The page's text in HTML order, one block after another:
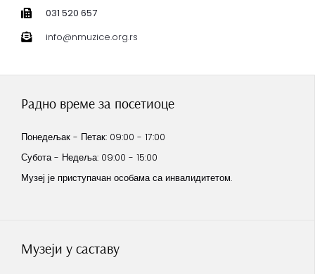
031 520 657
info@nmuzice.org.rs
Радно време за посетиоце
Понедељак - Петак: 09:00 - 17:00
Субота - Недеља: 09:00 - 15:00
Музеј је приступачан особама са инвалидитетом.
Музеји у саставу